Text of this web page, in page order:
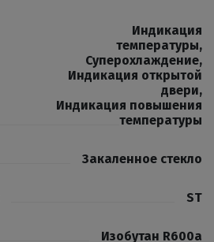
Индикация
температуры,
Суперохлаждение,
Индикация открытой
двери,
Индикация повышения
температуры
Закаленное стекло
ST
Изобутан R600a